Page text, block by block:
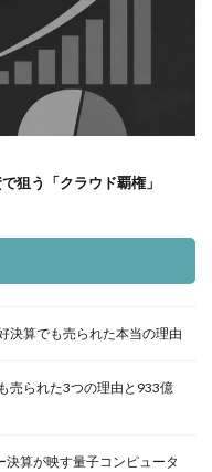
狙う「クラウド覇権」
算でも売られた本当の理由
売られた3つの理由と933億
算が映す量子コンピュータ